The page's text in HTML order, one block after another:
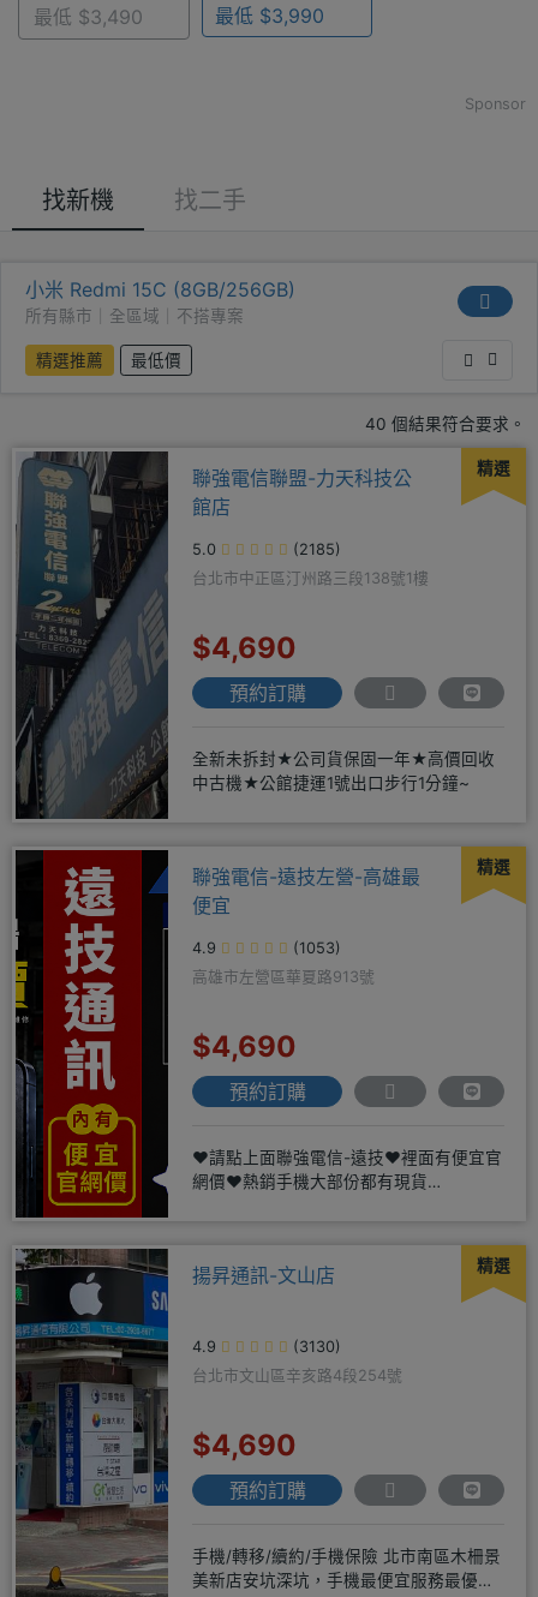
最低 $3,490 最低 $3,990
Sponsor
找新機 找二手
小米 Redmi 15C (8GB/256GB)
所有縣市｜全區域｜不搭專案
精選推薦 最低價
40 個結果符合要求。
精選
聯強電信聯盟-力天科技公
館店
5.0
(2185)
台北市中正區汀州路三段138號1樓
$4,690
預約訂購
全新未拆封★公司貨保固一年★高價回收
中古機★公館捷運1號出口步行1分鐘~
精選
聯強電信-遠技左營-高雄最
便宜
4.9
(1053)
高雄市左營區華夏路913號
$4,690
預約訂購
❤️請點上面聯強電信-遠技❤️裡面有便宜官
網價❤️熱銷手機大部份都有現貨
精選
揚昇通訊-文山店
4.9
(3130)
台北市文山區辛亥路4段254號
$4,690
預約訂購
手機/轉移/續約/手機保險 北市南區木柵景
美新店安坑深坑，手機最便宜服務最優